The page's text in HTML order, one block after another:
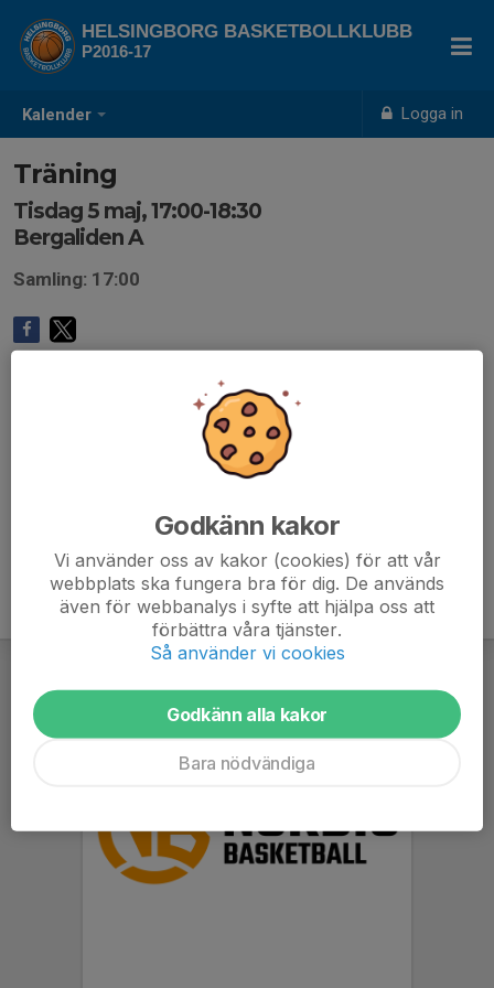
Kalender Logga in
HELSINGBORG BASKETBOLLKLUBB
P2016-17
Träning
Tisdag 5 maj, 17:00-18:30
Bergaliden A
Samling: 17:00
Godkänn kakor
Vi använder oss av kakor (cookies) för att vår
webbplats ska fungera bra för dig. De används
även för webbanalys i syfte att hjälpa oss att
förbättra våra tjänster.
Så använder vi cookies
Godkänn alla kakor
Bara nödvändiga